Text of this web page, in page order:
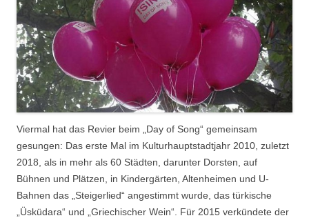
Viermal hat das Revier beim „Day of Song“ gemeinsam
gesungen: Das erste Mal im Kulturhauptstadtjahr 2010, zuletzt
2018, als in mehr als 60 Städten, darunter Dorsten, auf
Bühnen und Plätzen, in Kindergärten, Altenheimen und U-
Bahnen das „Steigerlied“ angestimmt wurde, das türkische
„Üsküdara“ und „Griechischer Wein“. Für 2015 verkündete der